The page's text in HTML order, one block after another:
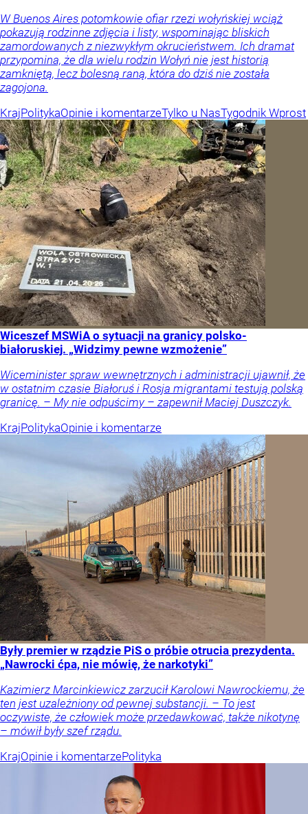
W Buenos Aires potomkowie ofiar rzezi wołyńskiej wciąż
pokazują rodzinne zdjęcia i listy, wspominając bliskich
zamordowanych z niezwykłym okrucieństwem. Ich dramat
przypomina, że dla wielu rodzin Wołyń nie jest historią
zamkniętą, lecz bolesną raną, która do dziś nie została
zagojona.
KrajPolitykaOpinie i komentarzeTylko u NasTygodnik Wprost
Wiceszef MSWiA o sytuacji na granicy polsko-
białoruskiej. „Widzimy pewne wzmożenie”
Wiceminister spraw wewnętrznych i administracji ujawnił, że
w ostatnim czasie Białoruś i Rosja migrantami testują polską
granicę. – My nie odpuścimy – zapewnił Maciej Duszczyk.
KrajPolitykaOpinie i komentarze
Były premier w rządzie PiS o próbie otrucia prezydenta.
„Nawrocki ćpa, nie mówię, że narkotyki”
Kazimierz Marcinkiewicz zarzucił Karolowi Nawrockiemu, że
ten jest uzależniony od pewnej substancji. – To jest
oczywiste, że człowiek może przedawkować, także nikotynę
– mówił były szef rządu.
KrajOpinie i komentarzePolityka